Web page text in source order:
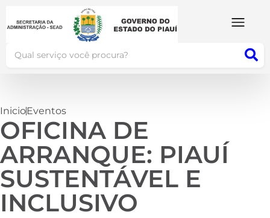
InicioEventos
OFICINA DE
ARRANQUE: PIAUÍ
SUSTENTÁVEL E
INCLUSIVO